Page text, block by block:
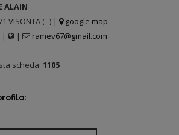
ALAIN
VISONTA (--) |
google map
| | ramev67@gmail.com
scheda: 1105